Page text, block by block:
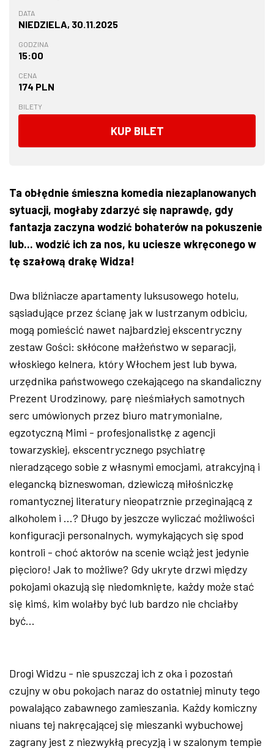
DATA
NIEDZIELA, 30.11.2025
GODZINA
15:00
CENA
174 PLN
BILETY
KUP BILET
Ta obłędnie śmieszna komedia niezaplanowanych
sytuacji, mogłaby zdarzyć się naprawdę, gdy
fantazja zaczyna wodzić bohaterów na pokuszenie
lub... wodzić ich za nos, ku uciesze wkręconego w
tę szałową drakę Widza!
Dwa bliźniacze apartamenty luksusowego hotelu,
sąsiadujące przez ścianę jak w lustrzanym odbiciu,
mogą pomieścić nawet najbardziej ekscentryczny
zestaw Gości: skłócone małżeństwo w separacji,
włoskiego kelnera, który Włochem jest lub bywa,
urzędnika państwowego czekającego na skandaliczny
Prezent Urodzinowy, parę nieśmiałych samotnych
serc umówionych przez biuro matrymonialne,
egzotyczną Mimi - profesjonalistkę z agencji
towarzyskiej, ekscentrycznego psychiatrę
nieradzącego sobie z własnymi emocjami, atrakcyjną i
elegancką bizneswoman, dziewiczą miłośniczkę
romantycznej literatury nieopatrznie przeginającą z
alkoholem i ...? Długo by jeszcze wyliczać możliwości
konfiguracji personalnych, wymykających się spod
kontroli - choć aktorów na scenie wciąż jest jedynie
pięcioro! Jak to możliwe? Gdy ukryte drzwi między
pokojami okazują się niedomknięte, każdy może stać
się kimś, kim wolałby być lub bardzo nie chciałby
być...
Drogi Widzu - nie spuszczaj ich z oka i pozostań
czujny w obu pokojach naraz do ostatniej minuty tego
powalająco zabawnego zamieszania. Każdy komiczny
niuans tej nakręcającej się mieszanki wybuchowej
zagrany jest z niezwykłą precyzją i w szalonym tempie